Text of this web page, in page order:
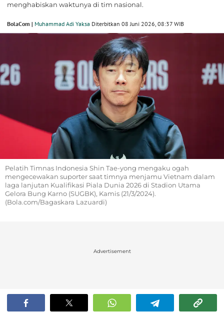
menghabiskan waktunya di tim nasional.
BolaCom | Muhammad Adi Yaksa Diterbitkan 08 Juni 2026, 08:37 WIB
Pelatih Timnas Indonesia Shin Tae-yong mengaku ogah
mengecewakan suporter saat timnya menjamu Vietnam dalam
laga lanjutan Kualifikasi Piala Dunia 2026 di Stadion Utama
Gelora Bung Karno (SUGBK), Kamis (21/3/2024).
(Bola.com/Bagaskara Lazuardi)
Advertisement